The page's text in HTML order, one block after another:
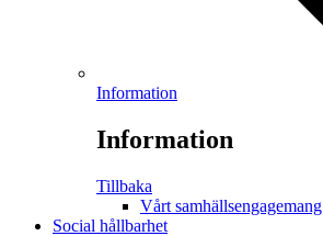
Information
Information
Tillbaka
Vårt samhällsengagemang
Social hållbarhet